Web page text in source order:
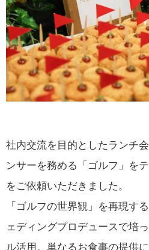
社内交流を目的としたランチ
ンサーを務める「ゴルフ」を
をご依頼いただきました。
「ゴルフの世界観」を再現す
ェディングプロデュースで培
ル活用。単なるお食事の提供